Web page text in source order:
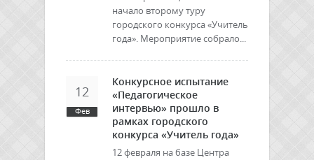
начало второму туру
городского конкурса «Учитель
года». Мероприятие собрало...
12
Фев
Конкурсное испытание
«Педагогическое
интервью» прошло в
рамках городского
конкурса «Учитель года»
12 февраля на базе Центра